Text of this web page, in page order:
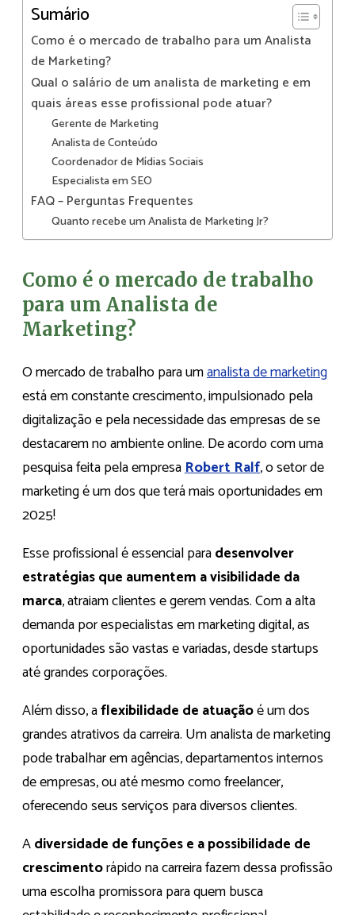
Sumário
Como é o mercado de trabalho para um Analista
de Marketing?
Qual o salário de um analista de marketing e em
quais áreas esse profissional pode atuar?
Gerente de Marketing
Analista de Conteúdo
Coordenador de Mídias Sociais
Especialista em SEO
FAQ – Perguntas Frequentes
Quanto recebe um Analista de Marketing Jr?
Como é o mercado de trabalho
para um Analista de
Marketing?
O mercado de trabalho para umanalista de marketing
está em constante crescimento, impulsionado pela
digitalização e pela necessidade das empresas de se
destacarem no ambiente online. De acordo com uma
pesquisa feita pela empresaRobert Ralf, o setor de
marketing é um dos que terá mais oportunidades em
2025!
Esse profissional é essencial paradesenvolver
estratégias que aumentem a visibilidade da
marca, atraiam clientes e gerem vendas. Com a alta
demanda por especialistas em marketing digital, as
oportunidades são vastas e variadas, desde startups
até grandes corporações.
Além disso, aflexibilidade de atuaçãoé um dos
grandes atrativos da carreira. Um analista de marketing
pode trabalhar em agências, departamentos internos
de empresas, ou até mesmo como freelancer,
oferecendo seus serviços para diversos clientes.
Adiversidade de funções e a possibilidade de
crescimentorápido na carreira fazem dessa profissão
uma escolha promissora para quem busca